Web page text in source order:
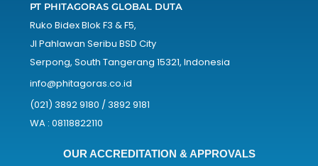
PT PHITAGORAS GLOBAL DUTA
Ruko Bidex Blok F3 & F5,
Jl Pahlawan Seribu BSD City
Serpong, South Tangerang 15321, Indonesia
info@phitagoras.co.id
(021) 3892 9180 / 3892 9181
WA : 08118822110
OUR ACCREDITATION & APPROVALS